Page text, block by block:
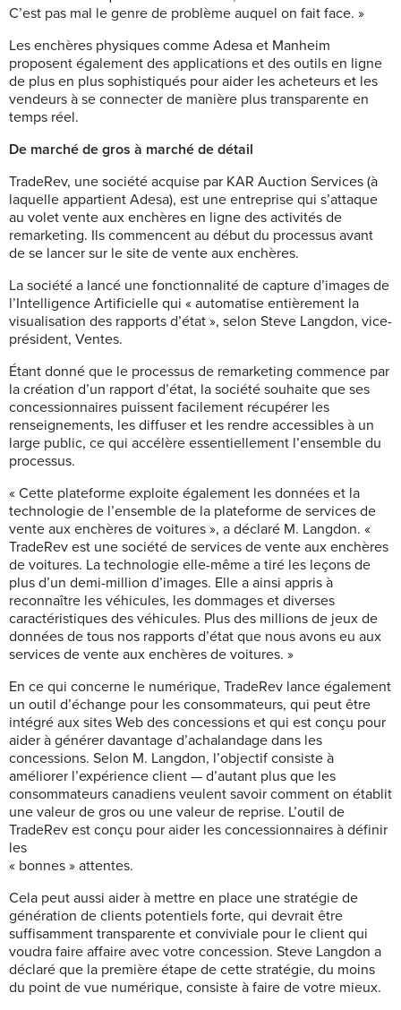
C’est pas mal le genre de problème auquel on fait face. »
Les enchères physiques comme Adesa et Manheim
proposent également des applications et des outils en ligne
de plus en plus sophistiqués pour aider les acheteurs et les
vendeurs à se connecter de manière plus transparente en
temps réel.
De marché de gros à marché de détail
TradeRev, une société acquise par KAR Auction Services (à
laquelle appartient Adesa), est une entreprise qui s’attaque
au volet vente aux enchères en ligne des activités de
remarketing. Ils commencent au début du processus avant
de se lancer sur le site de vente aux enchères.
La société a lancé une fonctionnalité de capture d’images de
l’Intelligence Artificielle qui « automatise entièrement la
visualisation des rapports d’état », selon Steve Langdon, vice-
président, Ventes.
Étant donné que le processus de remarketing commence par
la création d’un rapport d’état, la société souhaite que ses
concessionnaires puissent facilement récupérer les
renseignements, les diffuser et les rendre accessibles à un
large public, ce qui accélère essentiellement l’ensemble du
processus.
« Cette plateforme exploite également les données et la
technologie de l’ensemble de la plateforme de services de
vente aux enchères de voitures », a déclaré M. Langdon. «
TradeRev est une société de services de vente aux enchères
de voitures. La technologie elle-même a tiré les leçons de
plus d’un demi-million d’images. Elle a ainsi appris à
reconnaître les véhicules, les dommages et diverses
caractéristiques des véhicules. Plus des millions de jeux de
données de tous nos rapports d’état que nous avons eu aux
services de vente aux enchères de voitures. »
En ce qui concerne le numérique, TradeRev lance également
un outil d’échange pour les consommateurs, qui peut être
intégré aux sites Web des concessions et qui est conçu pour
aider à générer davantage d’achalandage dans les
concessions. Selon M. Langdon, l’objectif consiste à
améliorer l’expérience client — d’autant plus que les
consommateurs canadiens veulent savoir comment on établit
une valeur de gros ou une valeur de reprise. L’outil de
TradeRev est conçu pour aider les concessionnaires à définir
les
« bonnes » attentes.
Cela peut aussi aider à mettre en place une stratégie de
génération de clients potentiels forte, qui devrait être
suffisamment transparente et conviviale pour le client qui
voudra faire affaire avec votre concession. Steve Langdon a
déclaré que la première étape de cette stratégie, du moins
du point de vue numérique, consiste à faire de votre mieux.